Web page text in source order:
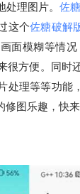
处理图片。佐
这个佐糖破解
面模糊等情
方便。同时
处理等等功能
图乐趣，快